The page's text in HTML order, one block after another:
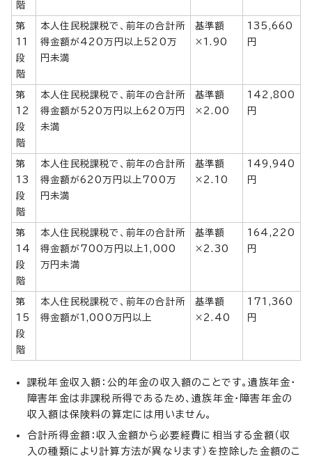
階
第
11
段
階
本人住民税課税で、前年の合計所
得金額が420万円以上520万
円未満
基準額
×1.90
135,660
円
第
12
段
階
本人住民税課税で、前年の合計所
得金額が520万円以上620万円
未満
基準額
×2.00
142,800
円
第
13
段
階
本人住民税課税で、前年の合計所
得金額が620万円以上700万
円未満
基準額
×2.10
149,940
円
第
14
段
階
本人住民税課税で、前年の合計所
得金額が700万円以上1,000
万円未満
基準額
×2.30
164,220
円
第
15
段
階
本人住民税課税で、前年の合計所
得金額が1,000万円以上
基準額
×2.40
171,360
円
課税年金収入額：公的年金の収入額のことです。遺族年金・
障害年金は非課税所得であるため、遺族年金・障害年金の
収入額は保険料の算定には用いません。
合計所得金額：収入金額から必要経費に相当する金額（収
入の種類により計算方法が異なります）を控除した金額のこ